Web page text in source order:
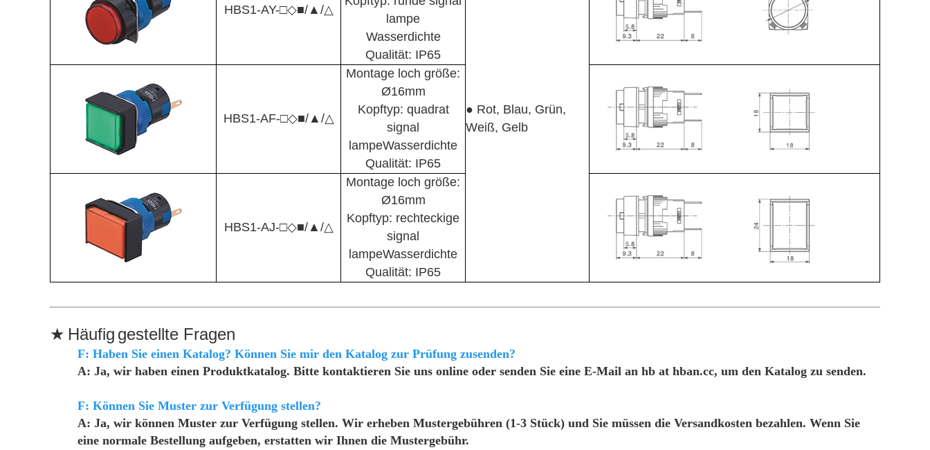
HBS1-AY-□◇■/▲/△
lampe
Wasserdichte
Qualität: IP65
● Rot, Blau, Grün,
Weiß, Gelb
HBS1-AF-□◇■/▲/△
Montage loch größe:
Ø16mm
Kopftyp: quadrat
signal
lampeWasserdichte
Qualität: IP65
HBS1-AJ-□◇■/▲/△
Montage loch größe:
Ø16mm
Kopftyp: rechteckige
signal
lampeWasserdichte
Qualität: IP65
★ Häufig gestellte Fragen
F: Haben Sie einen Katalog? Können Sie mir den Katalog zur Prüfung zusenden?
A: Ja, wir haben einen Produktkatalog. Bitte kontaktieren Sie uns online oder senden Sie eine E-Mail an hb at hban.cc, um den Katalog zu senden.
F: Können Sie Muster zur Verfügung stellen?
A: Ja, wir können Muster zur Verfügung stellen. Wir erheben Mustergebühren (1-3 Stück) und Sie müssen die Versandkosten bezahlen. Wenn Sie
eine normale Bestellung aufgeben, erstatten wir Ihnen die Mustergebühr.